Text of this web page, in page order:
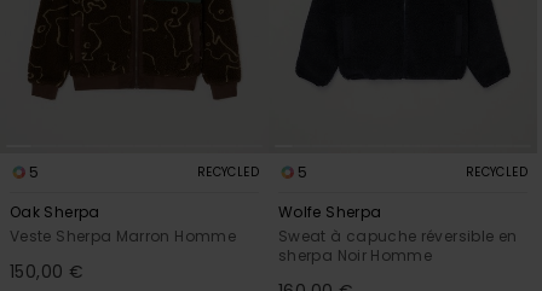
5 RECYCLED
Oak Sherpa
Veste Sherpa Marron Homme
150,00 €
5 RECYCLED
Wolfe Sherpa
Sweat à capuche réversible en
sherpa Noir Homme